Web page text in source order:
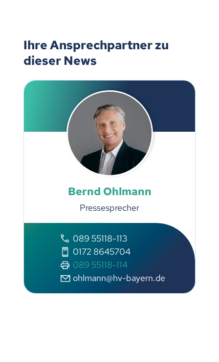
Ihre Ansprechpartner zu
dieser News
Bernd Ohlmann
Pressesprecher
089 55118-113
0172 8645704
089 55118-114
ohlmann@hv-bayern.de